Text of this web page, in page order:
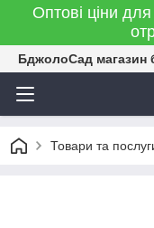
Оптові ціни
БджолоСад магазин
Товари та